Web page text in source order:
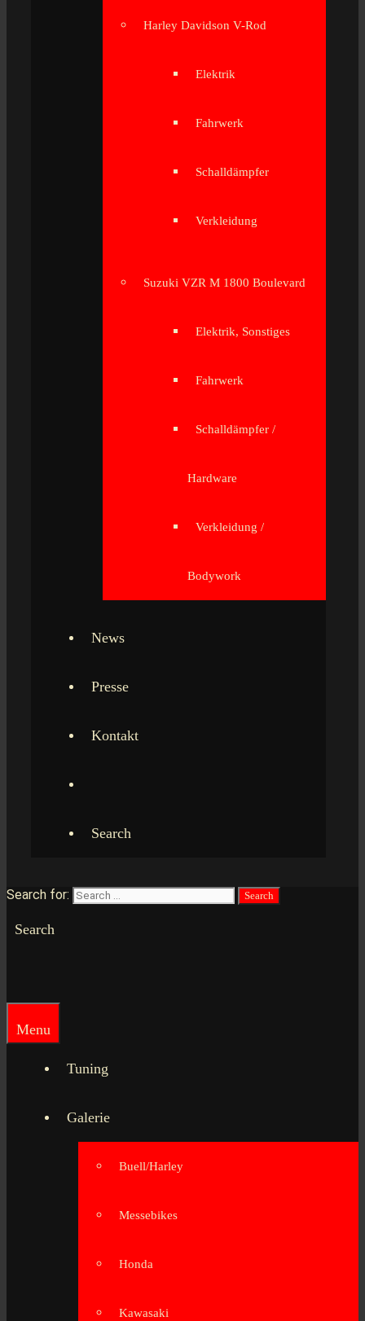
Harley Davidson V-Rod
Elektrik
Fahrwerk
Schalldämpfer
Verkleidung
Suzuki VZR M 1800 Boulevard
Elektrik, Sonstiges
Fahrwerk
Schalldämpfer /
Hardware
Verkleidung /
Bodywork
News
Presse
Kontakt
Search
Search for:
Search
Menu
Tuning
Galerie
Buell/Harley
Messebikes
Honda
Kawasaki